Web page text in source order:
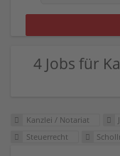
4 Jobs für
Kanzlei / Notariat
Steuerrecht